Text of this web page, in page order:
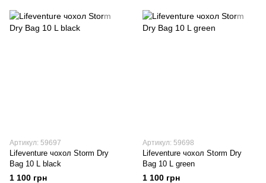
Артикул: 59697
Lifeventure чохол Storm Dry
Bag 10 L black
1 100 грн
Артикул: 59698
Lifeventure чохол Storm Dry
Bag 10 L green
1 100 грн